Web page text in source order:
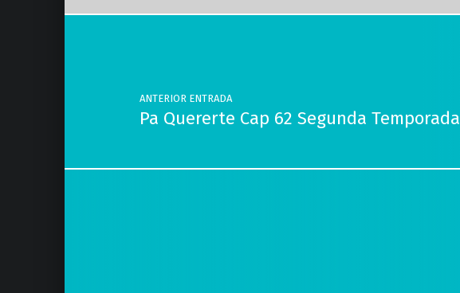
Navegación de entradas
ANTERIOR ENTRADA
Pa Quererte Cap 62 Segunda Temporada